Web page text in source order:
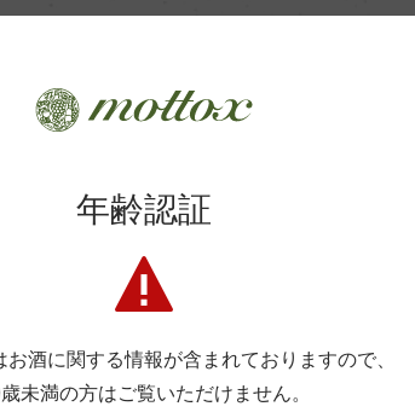
ルトガルはドウロで生まれたワイナリー。
イト」の女性醸造家であるリタ・マルケス氏と
がタッグを組み2019年に設立された。
たなワイン造りのプロジェクトがはじまった。
訪れた際、リタと意気投合したことから始まっ
、ストーリーを聞いた時に思ったことは、「ワ
ン」。
造りの世界にあることが少し意外に感じた。
年齢認証
お酒に関する情報が含まれておりますので、
未満の方はご覧いただけません。